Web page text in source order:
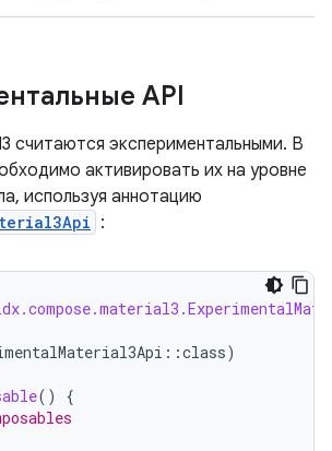
API
считаются экспериментальными. В
активировать их на уровне
используя аннотацию
:
::class)
()
{